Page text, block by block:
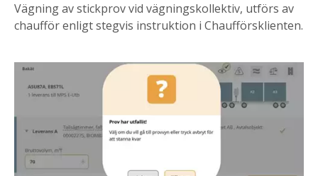
Vägning av stickprov vid vägningskollektiv, utförs av
chaufför enligt stegvis instruktion i Chaufförsklienten.